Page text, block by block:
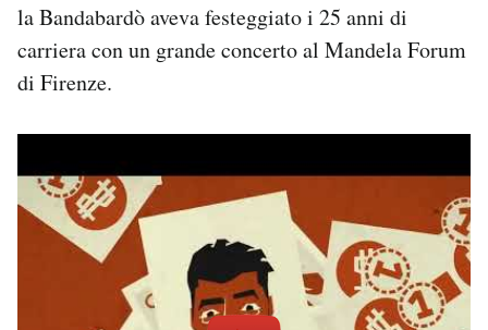
Hai bisogno di aiuto?
Esci
la Bandabardò aveva festeggiato i 25 anni di
carriera con un grande concerto al Mandela Forum
di Firenze.